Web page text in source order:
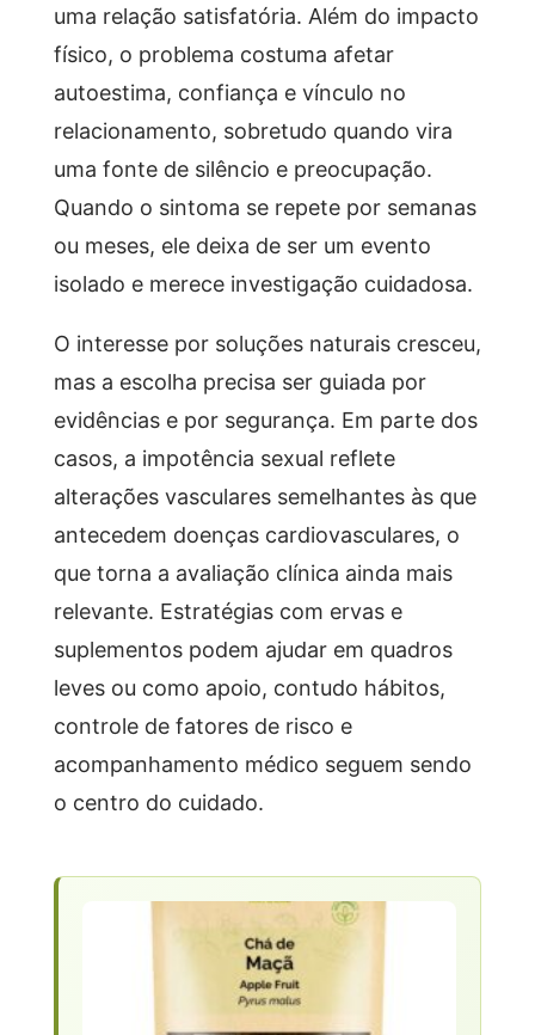
uma relação satisfatória. Além do impacto
físico, o problema costuma afetar
autoestima, confiança e vínculo no
relacionamento, sobretudo quando vira
uma fonte de silêncio e preocupação.
Quando o sintoma se repete por semanas
ou meses, ele deixa de ser um evento
isolado e merece investigação cuidadosa.
O interesse por soluções naturais cresceu,
mas a escolha precisa ser guiada por
evidências e por segurança. Em parte dos
casos, a impotência sexual reflete
alterações vasculares semelhantes às que
antecedem doenças cardiovasculares, o
que torna a avaliação clínica ainda mais
relevante. Estratégias com ervas e
suplementos podem ajudar em quadros
leves ou como apoio, contudo hábitos,
controle de fatores de risco e
acompanhamento médico seguem sendo
o centro do cuidado.